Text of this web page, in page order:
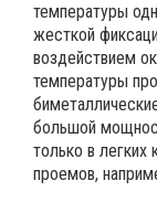
температуры
жесткой
воздействием
температуры
большой
только в легких
проемов,